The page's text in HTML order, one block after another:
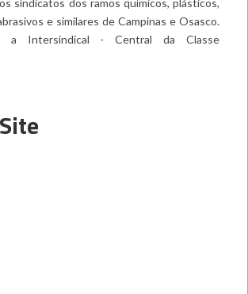
sindicatos dos ramos químicos, plásticos,
e similares de Campinas e Osasco.
a Intersindical - Central da Classe